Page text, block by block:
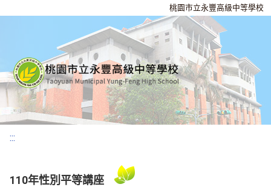
桃園市立永豐高級中等學校
:::
110年性別平等講座